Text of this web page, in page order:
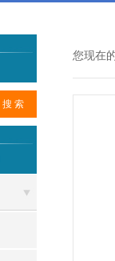
您现在